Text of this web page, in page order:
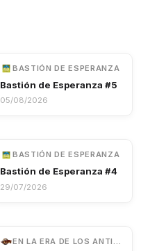
BASTIÓN DE ESPERANZA
Bastión de Esperanza #5
05/08/2026
BASTIÓN DE ESPERANZA
Bastión de Esperanza #4
29/07/2026